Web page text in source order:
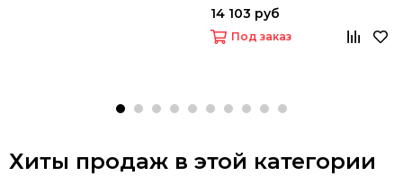
14 103 руб
Под заказ
Хиты продаж в этой категории